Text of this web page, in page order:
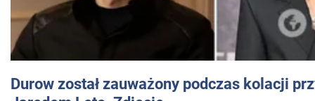
Durow został zauważony podczas kolacji